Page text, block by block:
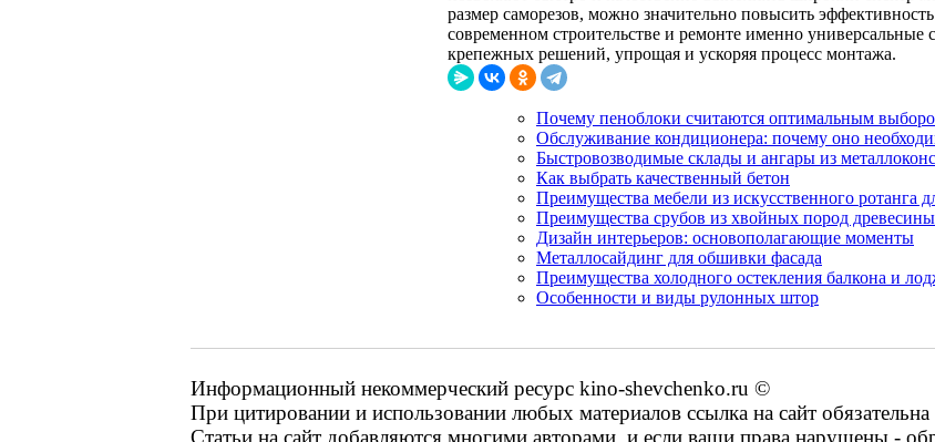
размер саморезов, можно значительно повысить
современном строительстве и ремонте именно универсальные
крепежных решений, упрощая и ускоряя процесс монтажа.
Почему пеноблоки считаются оптимальным
Обслуживание кондиционера: почему оно
Быстровозводимые склады и ангары из
Как выбрать качественный бетон
Преимущества мебели из искусственного ротанга
Преимущества срубов из хвойных пород древесины
Дизайн интерьеров: основополагающие моменты
Металлосайдинг для обшивки фасада
Преимущества холодного остекления балкона и
Особенности и виды рулонных штор
Информационный некоммерческий ресурс kino-shevchenko.ru ©
При цитировании и использовании любых материалов ссылка на сайт обязательна
Статьи на сайт добавляются многими авторами, и если ваши права нарушены -